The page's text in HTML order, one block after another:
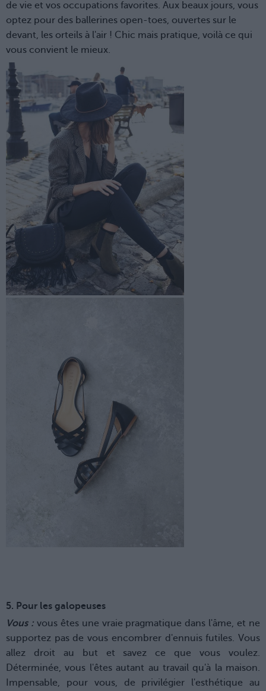
de vie et vos occupations favorites. Aux beaux jours, vous
optez pour des ballerines open-toes, ouvertes sur le
devant, les orteils à l'air ! Chic mais pratique, voilà ce qui
vous convient le mieux.
5. Pour les galopeuses
Vous :vous êtes une vraie pragmatique dans l'âme, et ne
supportez pas de vous encombrer d'ennuis futiles. Vous
allez droit au but et savez ce que vous voulez.
Déterminée, vous l'êtes autant au travail qu'à la maison.
Impensable, pour vous, de privilégier l'esthétique au